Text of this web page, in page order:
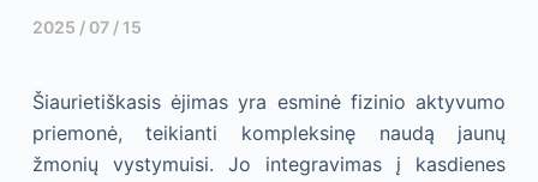
2025 / 07 / 15
Šiaurietiškasis ėjimas yra esminė fizinio aktyvumo
priemonė, teikianti kompleksinę naudą jaunų
žmonių vystymuisi. Jo integravimas į kasdienes